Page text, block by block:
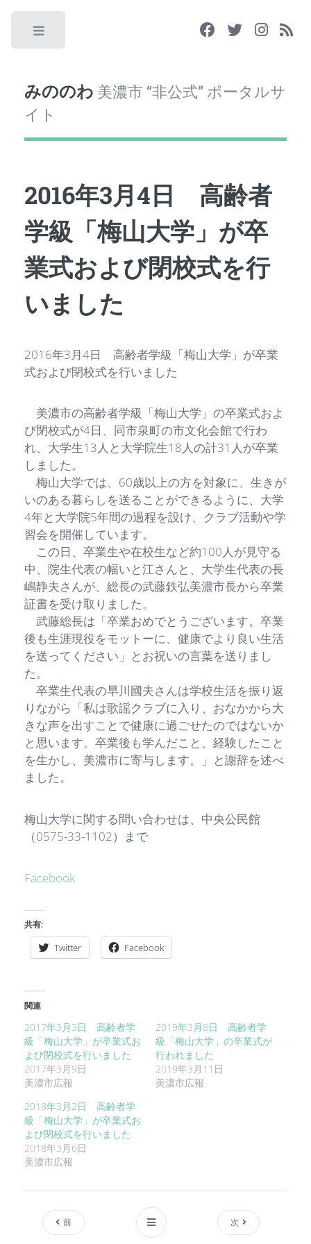
みののわ 美濃市 “非公式” ポータルサ
イト
2016年3月4日 高齢者
学級「梅山大学」が卒
業式および閉校式を行
いました
2016年3月4日 高齢者学級「梅山大学」が卒業
式および閉校式を行いました
美濃市の高齢者学級「梅山大学」の卒業式およ
び閉校式が4日、同市泉町の市文化会館で行わ
れ、大学生13人と大学院生18人の計31人が卒業
しました。
梅山大学では、60歳以上の方を対象に、生きが
いのある暮らしを送ることができるように、大学
4年と大学院5年間の過程を設け、クラブ活動や学
習会を開催しています。
この日、卒業生や在校生など約100人が見守る
中、院生代表の幅いと江さんと、大学生代表の長
嶋静夫さんが、総長の武藤鉄弘美濃市長から卒業
証書を受け取りました。
武藤総長は「卒業おめでとうございます。卒業
後も生涯現役をモットーに、健康でより良い生活
を送ってください」とお祝いの言葉を送りまし
た。
卒業生代表の早川國夫さんは学校生活を振り返
りながら「私は歌謡クラブに入り、おなかから大
きな声を出すことで健康に過ごせたのではないか
と思います。卒業後も学んだこと、経験したこと
を生かし、美濃市に寄与します。」と謝辞を述べ
ました。
梅山大学に関する問い合わせは、中央公民館
（0575-33-1102）まで
Facebook
共有:
Twitter Facebook
関連
2017年3月3日 高齢者学
級「梅山大学」が卒業式お
よび閉校式を行いました
2017年3月9日
美濃市広報
2019年3月8日 高齢者学
級「梅山大学」の卒業式が
行われました
2019年3月11日
美濃市広報
2018年3月2日 高齢者学
級「梅山大学」が卒業式お
よび閉校式を行いました
2018年3月6日
美濃市広報
前 次
Toggle